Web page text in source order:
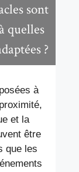
sont
quelles
?
à
et la
être
que les